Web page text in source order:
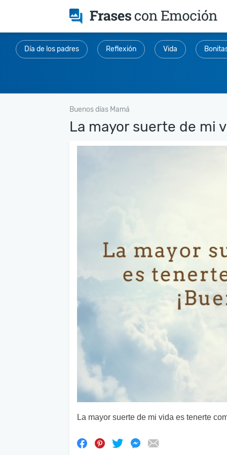
Día de los padres Reflexión Vida
Buenos días Mamá
La mayor suerte de mi
La mayor suerte de mi vida es tenerte